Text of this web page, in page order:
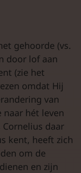
gehoorde (vs.
door lof aan
(zie het
omdat Hij
van
naar hét leven
daar
kent, heeft zich
om de
en zijn